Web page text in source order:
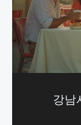
강남